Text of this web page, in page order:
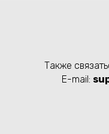
Также
E-mail: